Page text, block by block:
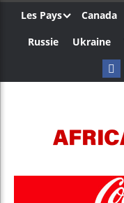
Les Pays Canada
Russie
Ukraine